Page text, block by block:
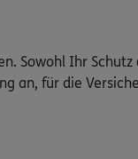
Sowohl Ihr Schutz
an, für die